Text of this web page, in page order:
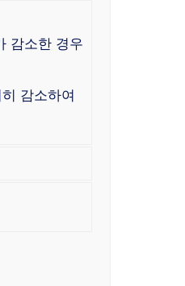
감소한 경우
감소하여